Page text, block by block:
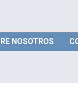
NOSOTROS